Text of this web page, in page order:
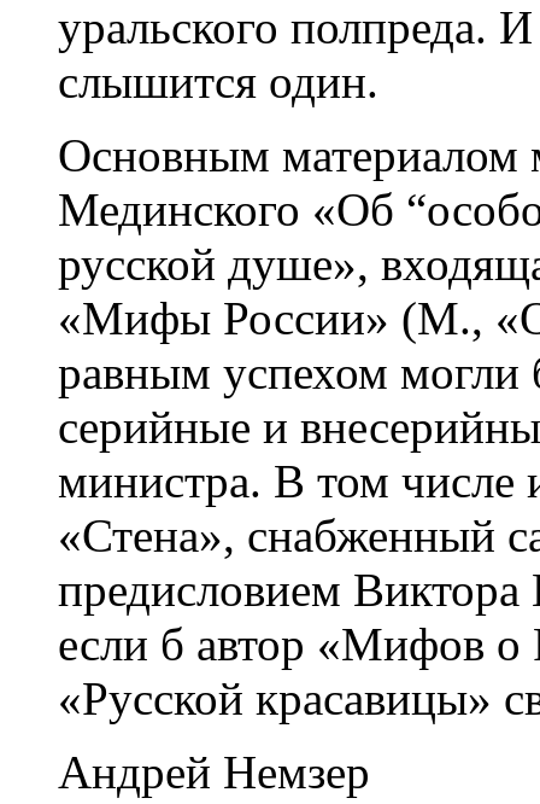
уральского полпреда.
слышится один.
Основным
Мединского «Об
русской душе»,
«Мифы России» (М.,
равным успехом могли
серийные и
министра. В том числе
«Стена», снабженный
предисловием
если б автор «Мифов о
«Русской красавицы»
Андрей Немзер